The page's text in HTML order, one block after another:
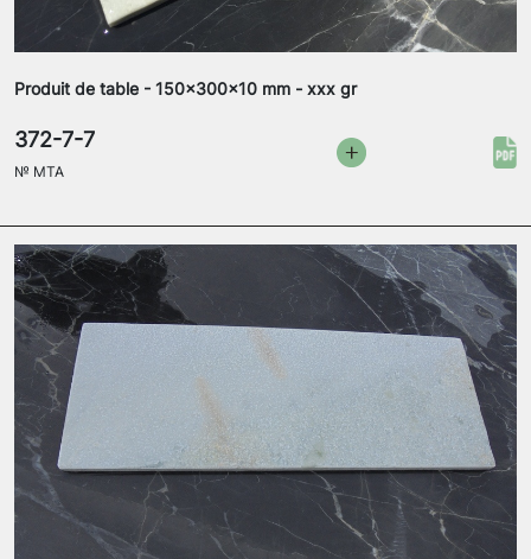
Produit de table - 150x300x10 mm - xxx gr
372-7-7
№ MTA